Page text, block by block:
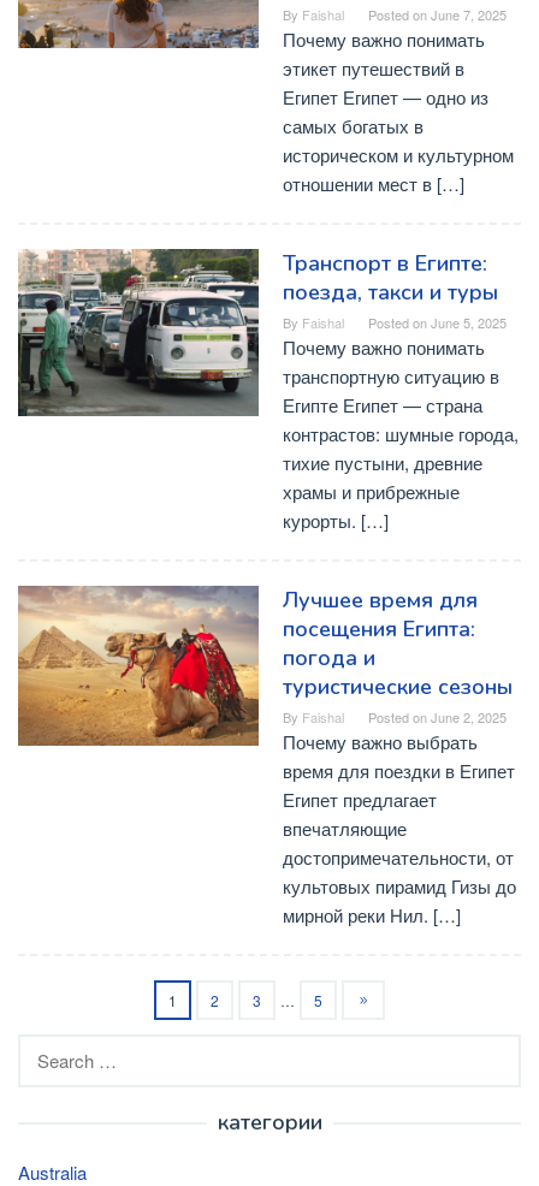
By Faishal Posted onJune 7, 2025
Почему важно понимать
этикет путешествий в
Египет Египет — одно из
самых богатых в
историческом и культурном
отношении мест в […]
Транспорт в Египте:
поезда, такси и туры
By Faishal Posted onJune 5, 2025
Почему важно понимать
транспортную ситуацию в
Египте Египет — страна
контрастов: шумные города,
тихие пустыни, древние
храмы и прибрежные
курорты. […]
Лучшее время для
посещения Египта:
погода и
туристические сезоны
By Faishal Posted onJune 2, 2025
Почему важно выбрать
время для поездки в Египет
Египет предлагает
впечатляющие
достопримечательности, от
культовых пирамид Гизы до
мирной реки Нил. […]
1 2 3 … 5
for:
категории
Australia